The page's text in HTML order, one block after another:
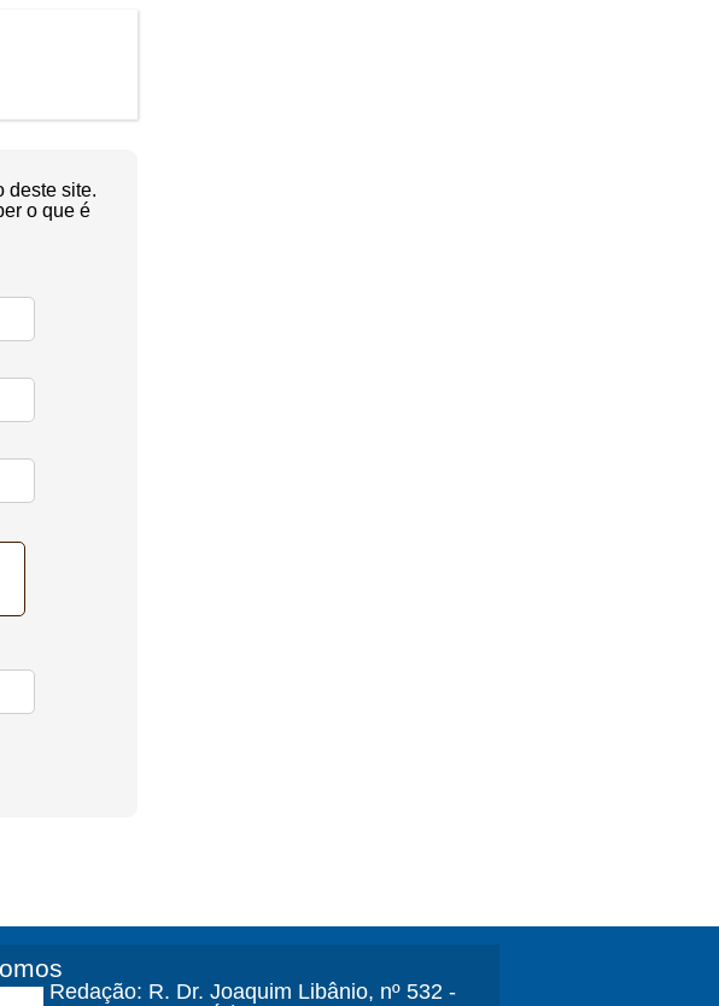
deste site.
o que é
Redação: R. Dr. Joaquim Libânio, nº 532 -